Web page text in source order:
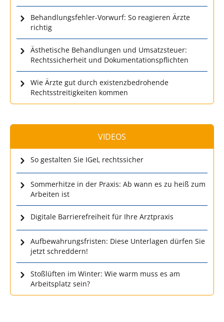
Behandlungsfehler-Vorwurf: So reagieren Ärzte
richtig
Ästhetische Behandlungen und Umsatzsteuer:
Rechtssicherheit und Dokumentationspflichten
Wie Ärzte gut durch existenzbedrohende
Rechtsstreitigkeiten kommen
VIDEOS
So gestalten Sie IGeL rechtssicher
Sommerhitze in der Praxis: Ab wann es zu heiß zum
Arbeiten ist
Digitale Barrierefreiheit für Ihre Arztpraxis
Aufbewahrungsfristen: Diese Unterlagen dürfen Sie
jetzt schreddern!
Stoßlüften im Winter: Wie warm muss es am
Arbeitsplatz sein?